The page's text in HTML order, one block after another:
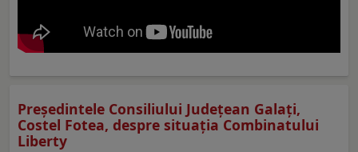
Preşedintele Consiliului Judeţean Galaţi,
Costel Fotea, despre situaţia Combinatului
Liberty